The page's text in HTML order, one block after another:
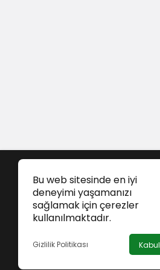
Bu web sitesinde en iyi
deneyimi yaşamanızı
sağlamak için çerezler
kullanılmaktadır.
Gizlilik Politikası Kabul